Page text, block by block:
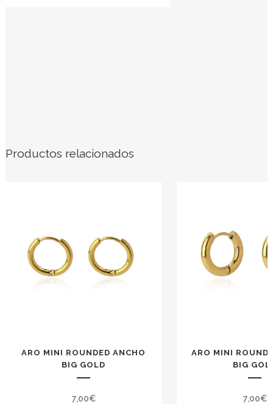
Productos relacionados
ARO MINI ROUNDED ANCHO
BIG GOLD
7,00€
ARO MINI
BIG
7,00€